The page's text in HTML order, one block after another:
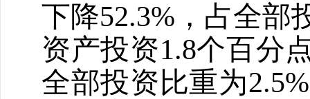
下降52.3% ，占全部
资产投资1.8个百分
全部投资比重为2.5%